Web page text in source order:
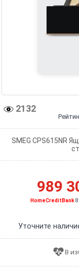
2132
SMEG CPS615NR
989
HomeCreditBank
Уточните